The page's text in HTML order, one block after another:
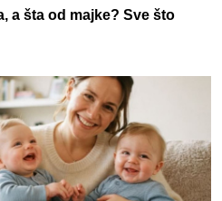
a šta od majke? Sve što